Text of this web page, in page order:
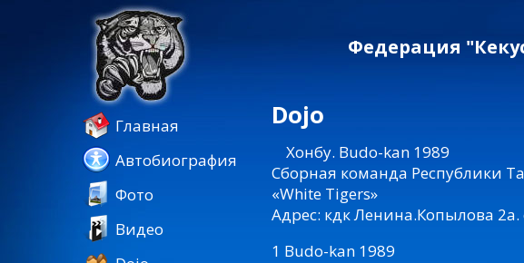
Федерация
Главная
Автобиография
Фото
Видео
Dojo
Хонбу. Budo-kan 1989
Сборная команда Республики
«White Tigers»
Адрес: кдк Ленина.Копылова 2а.
1 Budo-kan 1989